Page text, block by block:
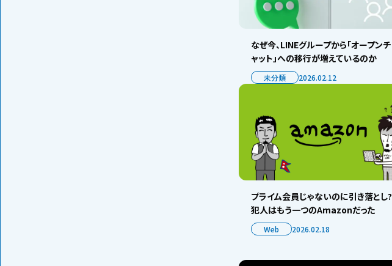
なぜ今、LINEグループから「オープンチ
ャット」への移行が増えているのか
未分類 2026.02.12
プライム会員じゃないのに引き落とし?
犯人はもう一つのAmazonだった
Web 2026.02.18